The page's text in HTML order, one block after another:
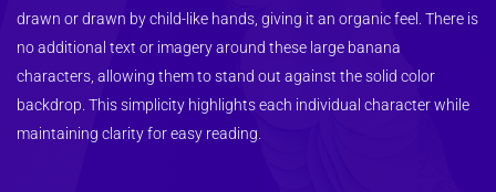
drawn or drawn by child-like hands, giving it an organic feel. There is
no additional text or imagery around these large banana
characters, allowing them to stand out against the solid color
backdrop. This simplicity highlights each individual character while
maintaining clarity for easy reading.